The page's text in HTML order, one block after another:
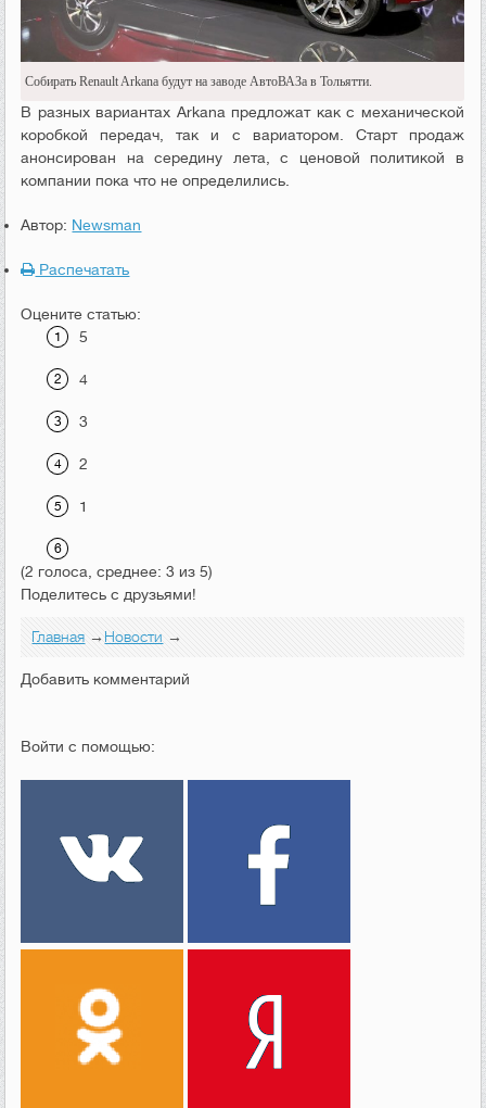
Собирать Renault Arkana будут на заводе АвтоВАЗа в Тольятти.
В разных вариантах Arkana предложат как с механической
коробкой передач, так и с вариатором. Старт продаж
анонсирован на середину лета, с ценовой политикой в
компании пока что не определились.
Автор: Newsman
Распечатать
Оцените статью:
5
4
3
2
1
(2 голоса, среднее: 3 из 5)
Поделитесь с друзьями!
Главная →Новости →
Добавить комментарий
Войти с помощью: